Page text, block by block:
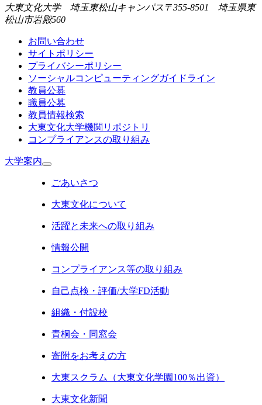
大東文化大学 埼玉東松山キャンパス 〒355-8501 埼玉県東
松山市岩殿560
お問い合わせ
サイトポリシー
プライバシーポリシー
ソーシャルコンピューティングガイドライン
教員公募
職員公募
教員情報検索
大東文化大学機関リポジトリ
コンプライアンスの取り組み
大学案内
ごあいさつ
大東文化について
活躍と未来への取り組み
情報公開
コンプライアンス等の取り組み
自己点検・評価/大学FD活動
組織・付設校
青桐会・同窓会
寄附をお考えの方
大東スクラム（大東文化学園100％出資）
大東文化新聞